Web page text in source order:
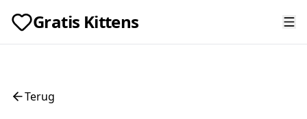
Gratis Kittens
Terug